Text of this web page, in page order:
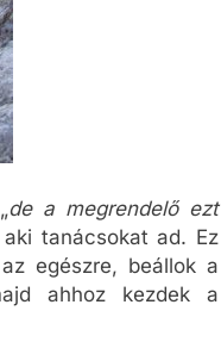
de a megrendelő ezt
tanácsokat ad. Ez
egészre, beállok a
ahhoz kezdek a